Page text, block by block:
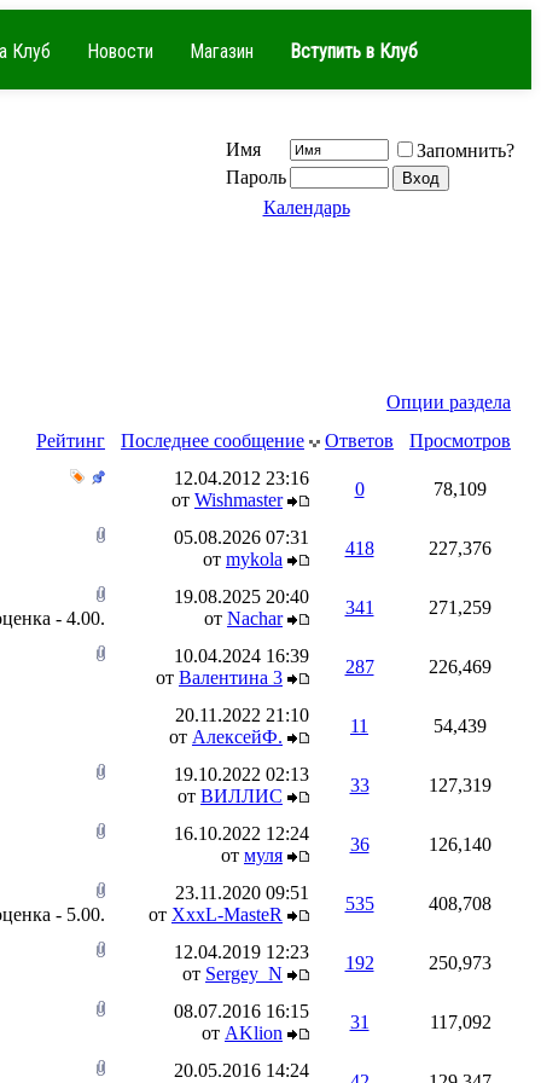
Клуб Новости Магазин Вступить в Клуб
Имя
Запомнить?
Пароль
Календарь
Опции раздела
Рейтинг
Последнее сообщение Ответов
Просмотров
12.04.2012 23:16
от Wishmaster
0 78,109
05.08.2026 07:31
от mykola
418 227,376
19.08.2025 20:40
от Nachar
341 271,259
10.04.2024 16:39
от Валентина 3
287 226,469
20.11.2022 21:10
от АлексейФ.
11 54,439
19.10.2022 02:13
от ВИЛЛИС
33 127,319
16.10.2022 12:24
от муля
36 126,140
23.11.2020 09:51
от XxxL-MasteR
535 408,708
12.04.2019 12:23
от Sergey_N
192 250,973
08.07.2016 16:15
от AKlion
31 117,092
20.05.2016 14:24